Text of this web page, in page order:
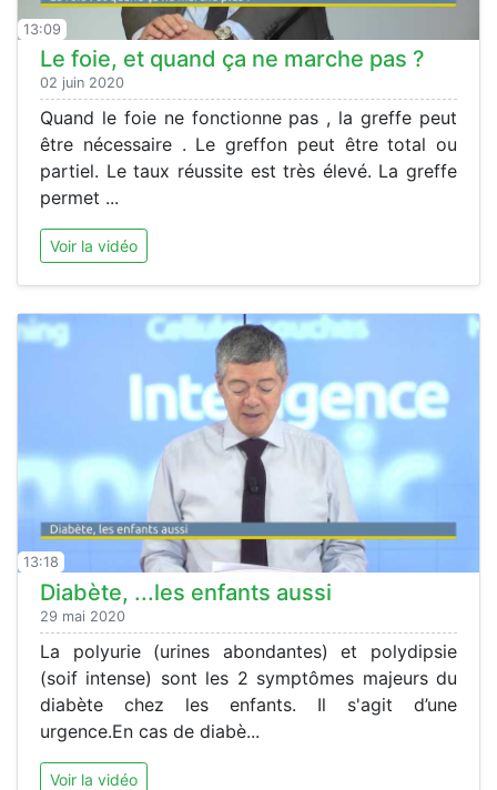
13:09
Le foie, et quand ça ne marche pas ?
02 juin 2020
Quand le foie ne fonctionne pas , la greffe peut
être nécessaire . Le greffon peut être total ou
partiel. Le taux réussite est très élevé. La greffe
permet ...
Voir la vidéo
13:18
Diabète, ...les enfants aussi
29 mai 2020
La polyurie (urines abondantes) et polydipsie
(soif intense) sont les 2 symptômes majeurs du
diabète chez les enfants. Il s'agit d’une
urgence.En cas de diabè...
Voir la vidéo